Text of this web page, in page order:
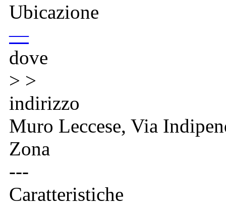
Ubicazione
—
dove
> >
indirizzo
Muro Leccese, Via
Zona
---
Caratteristiche